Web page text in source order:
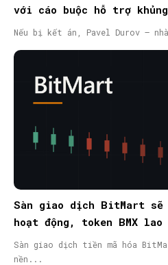
với cáo buộc hỗ trợ
nã quốc tế
Nếu bị kết án, Pavel Durov –
Sàn giao dịch BitMart sẽ
hoạt động, token BMX lao
Sàn giao dịch tiền mã hóa
nền...